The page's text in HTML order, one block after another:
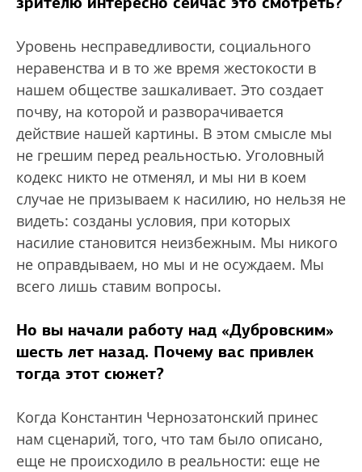
Уровень несправедливости, социального
неравенства и в то же время жестокости в
нашем обществе зашкаливает. Это создает
почву, на которой и разворачивается
действие нашей картины. В этом смысле мы
не грешим перед реальностью. Уголовный
кодекс никто не отменял, и мы ни в коем
случае не призываем к насилию, но нельзя не
видеть: созданы условия, при которых
насилие становится неизбежным. Мы никого
не оправдываем, но мы и не осуждаем. Мы
всего лишь ставим вопросы.
Но вы начали работу над «Дубровским»
шесть лет назад. Почему вас привлек
тогда этот сюжет?
Когда Константин Чернозатонский принес
нам сценарий, того, что там было описано,
еще не происходило в реальности: еще не